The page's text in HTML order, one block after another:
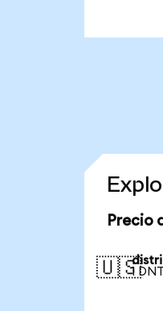
Precio
🇺🇸
1